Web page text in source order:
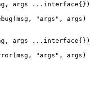
, args ...interface{})
(msg, "args" , args)
, args ...interface{})
(msg, "args" , args)